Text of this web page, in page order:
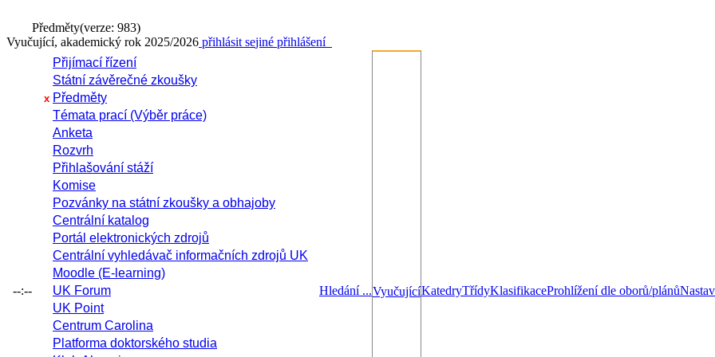
Předměty(verze: 983)
Vyučující, akademický rok 2025/2026 přihlásit sejiné přihlášení
--:--
Přijímací řízení
Státní závěrečné zkoušky
x Předměty
Témata prací (Výběr práce)
Anketa
Rozvrh
Přihlašování stáží
Komise
Pozvánky na státní zkoušky a obhajoby
Centrální katalog
Portál elektronických zdrojů
Centrální vyhledávač informačních zdrojů UK
Moodle (E-learning)
UK Forum
UK Point
Centrum Carolina
Platforma doktorského studia
Hledání ...VyučujícíKatedryTřídyKlasifikaceProhlížení dle oborů/plánů